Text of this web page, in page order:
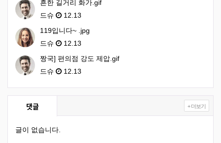
흔한 길거리 화가.gif
드슈
12.13
119입니다~ .jpg
드슈
12.13
짱국] 편의점 강도 제압.gif
드슈
12.13
댓글 + 더보기
글이 없습니다.